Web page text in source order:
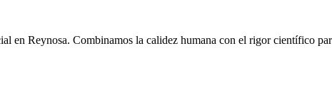
en Reynosa. Combinamos la calidez humana con el rigor científico